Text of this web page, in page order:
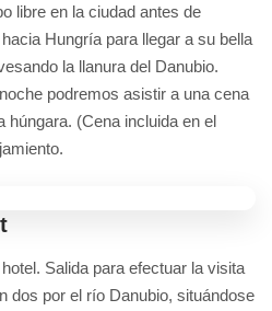
libre en la ciudad antes de
Hungría para llegar a su bella
la llanura del Danubio.
podremos asistir a una cena
húngara. (Cena incluida en el
Salida para efectuar la visita
dos por el río Danubio, situándose